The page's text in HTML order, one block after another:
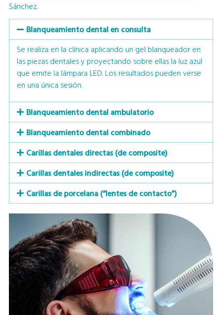
Sánchez.
Blanqueamiento dental en consulta
Se realiza en la clínica aplicando un gel blanqueador en
las piezas dentales y proyectando sobre ellas la luz azul
que emite la lámpara LED. Los resultados pueden verse
en una única sesión.
Blanqueamiento dental ambulatorio
Blanqueamiento dental combinado
Carillas dentales directas (de composite)
Carillas dentales indirectas (de composite)
Carillas de porcelana (“lentes de contacto”)